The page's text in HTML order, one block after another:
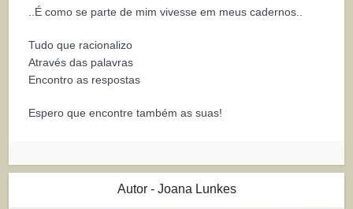
..É como se parte de mim vivesse em meus cadernos..
Tudo que racionalizo
Através das palavras
Encontro as respostas
Espero que encontre também as suas!
Autor - Joana Lunkes